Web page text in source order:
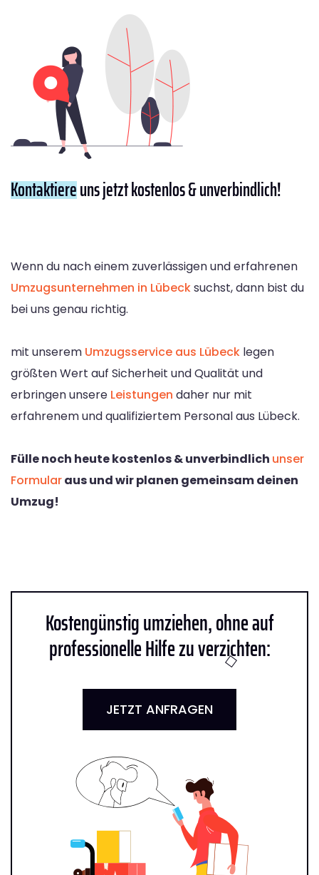
Kontaktiereuns jetzt kostenlos & unverbindlich!
Wenn du nach einem zuverlässigen und erfahrenen
Umzugsunternehmen in Lübecksuchst, dann bist du
bei uns genau richtig.
mit unserem Umzugsservice aus Lübeck legen
größten Wert auf Sicherheit und Qualität und
erbringen unsere Leistungen daher nur mit
erfahrenem und qualifiziertem Personal aus Lübeck.
Fülle noch heute kostenlos & unverbindlich unser
Formularaus und wir planen gemeinsam deinen
Umzug!
Kostengünstig umziehen, ohne auf
professionelle Hilfe zu verzichten:
JETZT ANFRAGEN